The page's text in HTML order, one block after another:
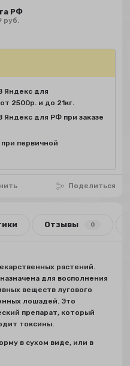
РФ
руб.
Поделиться
Яндекс для
2500р. и до 21кг.
Яндекс для РФ при заказе
при первичной
Отзывы 0
растений.
для восполнения
веществ лугового
лошадей. Это
препарат, который
токсины.
в сухом виде, или в